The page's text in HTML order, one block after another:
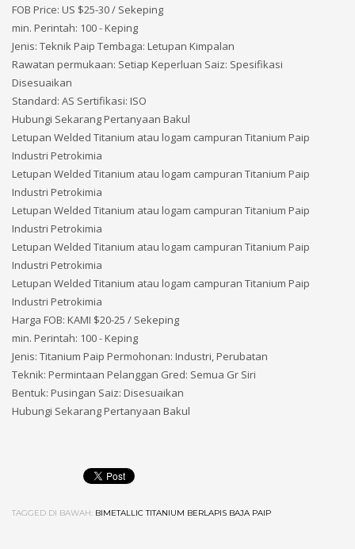
FOB Price: US $25-30 / Sekeping
min. Perintah: 100 - Keping
Jenis: Teknik Paip Tembaga: Letupan Kimpalan
Rawatan permukaan: Setiap Keperluan Saiz: Spesifikasi
Disesuaikan
Standard: AS Sertifikasi: ISO
Hubungi Sekarang Pertanyaan Bakul
Letupan Welded Titanium atau logam campuran Titanium Paip
Industri Petrokimia
Letupan Welded Titanium atau logam campuran Titanium Paip
Industri Petrokimia
Letupan Welded Titanium atau logam campuran Titanium Paip
Industri Petrokimia
Letupan Welded Titanium atau logam campuran Titanium Paip
Industri Petrokimia
Letupan Welded Titanium atau logam campuran Titanium Paip
Industri Petrokimia
Harga FOB: KAMI $20-25 / Sekeping
min. Perintah: 100 - Keping
Jenis: Titanium Paip Permohonan: Industri, Perubatan
Teknik: Permintaan Pelanggan Gred: Semua Gr Siri
Bentuk: Pusingan Saiz: Disesuaikan
Hubungi Sekarang Pertanyaan Bakul
TAGGED DI BAWAH: BIMETALLIC TITANIUM BERLAPIS BAJA PAIP